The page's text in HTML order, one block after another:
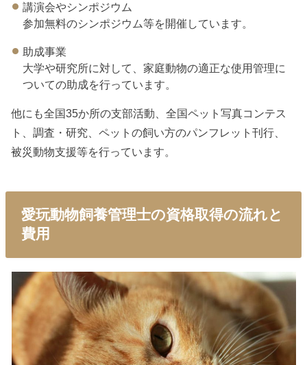
講演会やシンポジウム
参加無料のシンポジウム等を開催しています。
助成事業
大学や研究所に対して、家庭動物の適正な使用管理に
ついての助成を行っています。
他にも全国35か所の支部活動、全国ペット写真コンテス
ト、調査・研究、ペットの飼い方のパンフレット刊行、
被災動物支援等を行っています。
愛玩動物飼養管理士の資格取得の流れと
費用